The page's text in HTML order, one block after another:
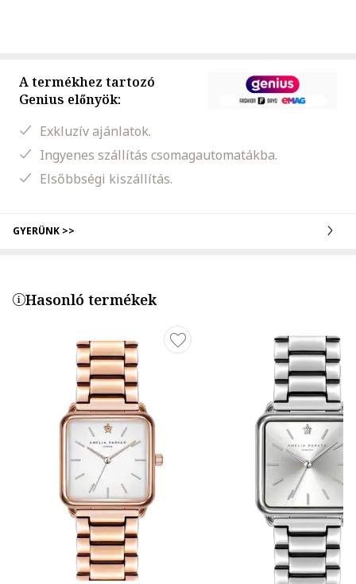
A termékhez tartozó
Genius előnyök:
Exkluzív ajánlatok.
Ingyenes szállítás csomagautomatákba.
Elsőbbségi kiszállítás.
GYERÜNK >>
Hasonló termékek